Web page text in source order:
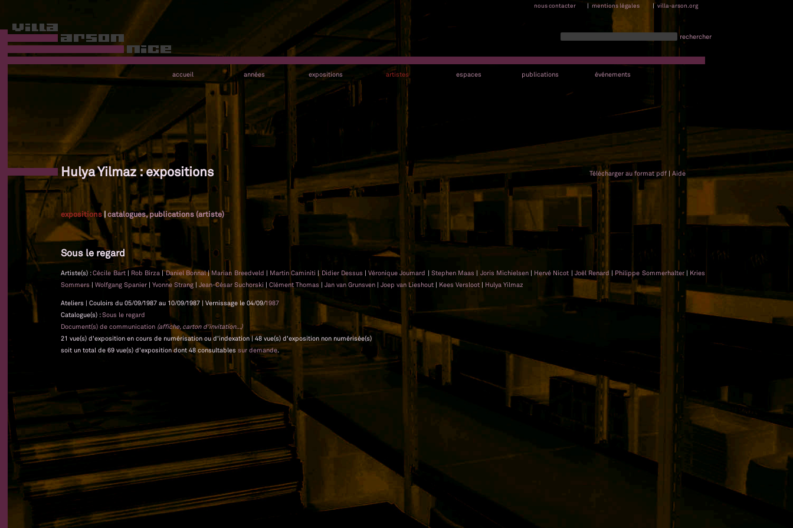
nous contacter | mentions légales | villa-arson.org
rechercher
accueil années expositions artistes espaces publications événements
Hulya Yilmaz : expositions Télécharger au format pdf | Aide
expositions|catalogues, publications (artiste)
Sous le regard
Artiste(s) :Cécile Bart | Rob Birza|Daniel Bonnal| Marian Breedveld | Martin Caminiti | Didier Dessus |Véronique Joumard | Stephen Maas | Joris Michielsen | Hervé Nicot | Joël Renard |Philippe Sommerhalter | Kries
Sommers | Wolfgang Spanier | Yvonne Strang | Jean-César Suchorski | Clément Thomas | Jan van Grunsven | Joep van Lieshout | Kees Versloot | Hulya Yilmaz
Ateliers | Couloirs du 05/09/1987 au 10/09/1987 | Vernissage le 04/09/1987
Catalogue(s) :Sous le regard
Document(s) de communication (affiche, carton d'invitation...)
21 vue(s) d'exposition en cours de numérisation ou d'indexation | 48 vue(s) d'exposition non numérisée(s)
soit un total de 69 vue(s) d'exposition dont 48 consultables sur demande.